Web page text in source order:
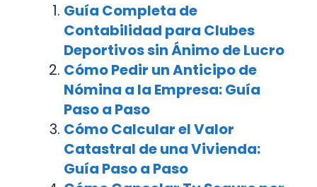
Guía Completa de
Contabilidad para Clubes
Deportivos sin Ánimo de Lucro
Cómo Pedir un Anticipo de
Nómina a la Empresa: Guía
Paso a Paso
Cómo Calcular el Valor
Catastral de una Vivienda:
Guía Paso a Paso